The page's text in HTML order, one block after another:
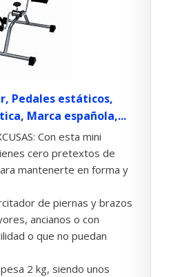
Pedales estáticos,
Marca española,...
Con esta mini
cero pretextos de
mantenerte en forma y
de piernas y brazos
ancianos o con
o que no puedan
2 kg, siendo unos